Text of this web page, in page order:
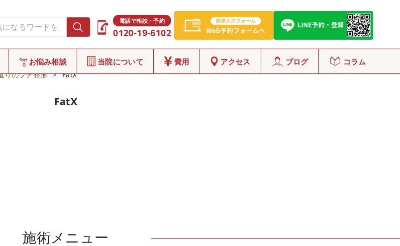
電話で相談・予約
0120-19-6102
お悩み相談 当院について 費用 アクセス ブログ コラム
りのプチ整形 > FatX
FatX
施術メニュー